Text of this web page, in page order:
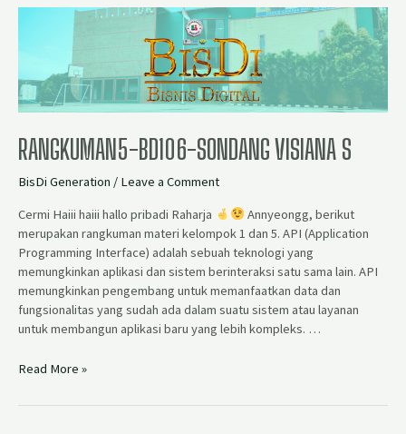
RANGKUMAN5-BD106-SONDANG VISIANA S
BisDi Generation / Leave a Comment
Cermi Haiii haiii hallo pribadi Raharja
Annyeongg, berikut
merupakan rangkuman materi kelompok 1 dan 5. API (Application
Programming Interface) adalah sebuah teknologi yang
memungkinkan aplikasi dan sistem berinteraksi satu sama lain. API
memungkinkan pengembang untuk memanfaatkan data dan
fungsionalitas yang sudah ada dalam suatu sistem atau layanan
untuk membangun aplikasi baru yang lebih kompleks. …
Read More »